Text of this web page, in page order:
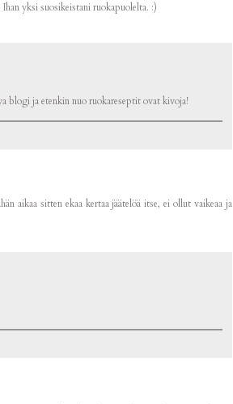
yksi suosikeistani ruokapuolelta. :)
blogi ja etenkin nuo ruokareseptit ovat kivoja!
aikaa sitten ekaa kertaa jäätelöä itse, ei ollut vaikeaa ja